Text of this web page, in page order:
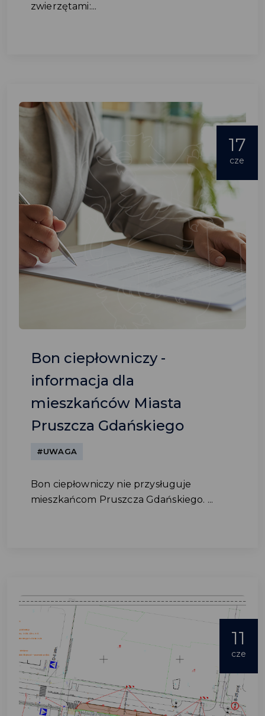
zwierzętami:...
17
cze
Bon ciepłowniczy -
informacja dla
mieszkańców Miasta
Pruszcza Gdańskiego
#UWAGA
Bon ciepłowniczy nie przysługuje
mieszkańcom Pruszcza Gdańskiego. ...
11
cze